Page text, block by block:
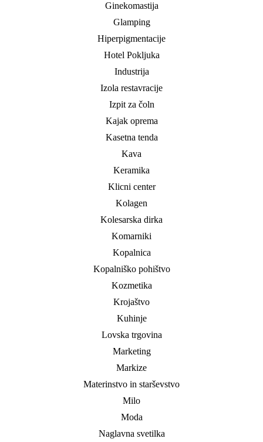
Ginekomastija
Glamping
Hiperpigmentacije
Hotel Pokljuka
Industrija
Izola restavracije
Izpit za čoln
Kajak oprema
Kasetna tenda
Kava
Keramika
Klicni center
Kolagen
Kolesarska dirka
Komarniki
Kopalnica
Kopalniško pohištvo
Kozmetika
Krojaštvo
Kuhinje
Lovska trgovina
Marketing
Markize
Materinstvo in starševstvo
Milo
Moda
Naglavna svetilka